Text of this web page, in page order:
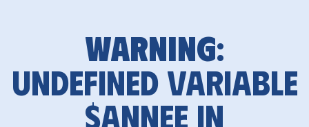
Warning:
Undefined variable
$annee in